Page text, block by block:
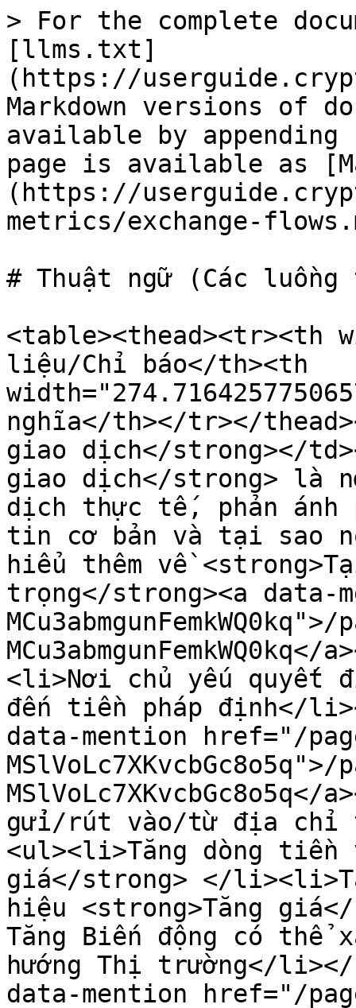
> For the complete
[llms.txt]
(https://
Markdown versions of
available by
page is available as
(https://
metrics/exchange-
# Thuật ngữ (Các
<table><thead><tr><th
liệu/Chỉ báo</th><th
nghĩa</th></tr></
giao dịch</strong></
giao dịch</strong> là
dịch thực tế, phản ánh
tin cơ bản và tại sao
hiểu thêm về
trọng</strong><a data-
<li>Nơi chủ yếu quyết
đến tiền pháp định</
data-mention href="/
gửi/rút vào/từ địa chỉ
<ul><li>Tăng dòng tiền
giá</strong> </
hiệu <strong>Tăng
Tăng Biến động có thể
hướng Thị trường</
data-mention href="/